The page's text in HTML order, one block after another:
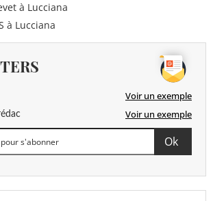
à Lucciana
à Lucciana
Voir un exemple
Voir un exemple